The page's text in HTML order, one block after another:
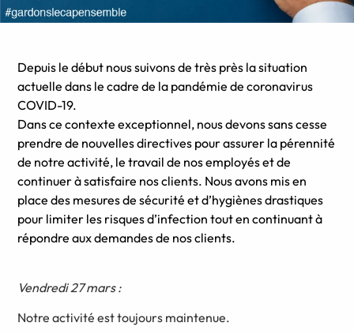
Depuis le début nous suivons de très près la situation
actuelle dans le cadre de la pandémie de coronavirus
COVID-19.
Dans ce contexte exceptionnel, nous devons sans cesse
prendre de nouvelles directives pour assurer la pérennité
de notre activité, le travail de nos employés et de
continuer à satisfaire nos clients. Nous avons mis en
place des mesures de sécurité et d’hygiènes drastiques
pour limiter les risques d’infection tout en continuant à
répondre aux demandes de nos clients.
Vendredi 27 mars :
Notre activité est toujours maintenue.